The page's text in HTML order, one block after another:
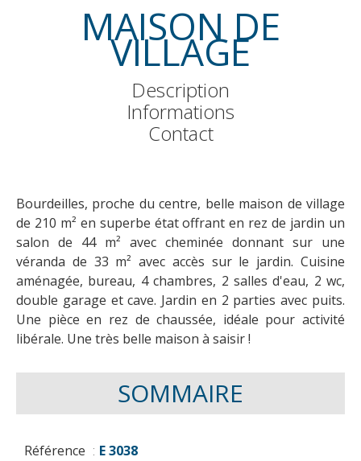
MAISON DE
VILLAGE
Description
Informations
Contact
Bourdeilles, proche du centre, belle maison de village
de 210 m² en superbe état offrant en rez de jardin un
salon de 44 m² avec cheminée donnant sur une
véranda de 33 m² avec accès sur le jardin. Cuisine
aménagée, bureau, 4 chambres, 2 salles d'eau, 2 wc,
double garage et cave. Jardin en 2 parties avec puits.
Une pièce en rez de chaussée, idéale pour activité
libérale. Une très belle maison à saisir !
SOMMAIRE
Référence E 3038